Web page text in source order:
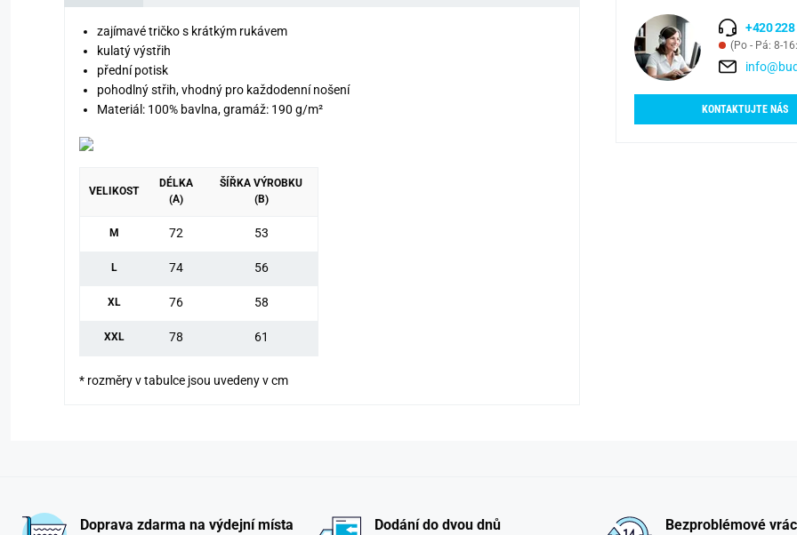
zajímavé tričko s krátkým rukávem
kulatý výstřih
přední potisk
pohodlný střih, vhodný pro každodenní nošení
Materiál: 100% bavlna, gramáž: 190 g/m²
VELIKOST
DÉLKA
(A)
ŠÍŘKA VÝROBKU
(B)
M 72 53
L 74 56
XL 76 58
XXL 78 61
* rozměry v tabulce jsou uvedeny v cm
+420 228
(Po - Pá: 8-
KONTAKTUJTE NÁS
Doprava zdarma na výdejní místa Dodání do dvou dnů Bezproblémové